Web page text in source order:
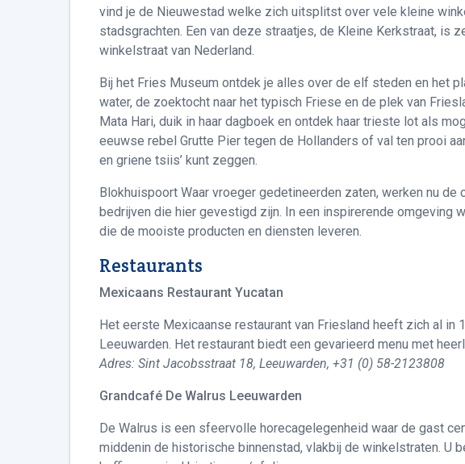
vind je de Nieuwestad welke zich uitsplitst over vele kleine
stadsgrachten. Een van deze straatjes, de Kleine Kerkstraat, is
winkelstraat van Nederland.
Bij het Fries Museum ontdek je alles over de elf steden en het
water, de zoektocht naar het typisch Friese en de plek van
Mata Hari, duik in haar dagboek en ontdek haar trieste lot als
eeuwse rebel Grutte Pier tegen de Hollanders of val ten prooi
en griene tsiis’ kunt zeggen.
Blokhuispoort Waar vroeger gedetineerden zaten, werken nu
bedrijven die hier gevestigd zijn. In een inspirerende omgeving
die de mooiste producten en diensten leveren.
Restaurants
Mexicaans Restaurant Yucatan
Het eerste Mexicaanse restaurant van Friesland heeft zich al in
Leeuwarden. Het restaurant biedt een gevarieerd menu met
Adres: Sint Jacobsstraat 18, Leeuwarden, +31 (0) 58-2123808
Grandcafé De Walrus Leeuwarden
De Walrus is een sfeervolle horecagelegenheid waar de gast
middenin de historische binnenstad, vlakbij de winkelstraten. U